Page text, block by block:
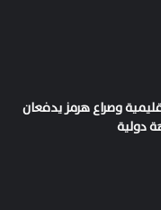
وصراع هرمز يدفعان
دولية